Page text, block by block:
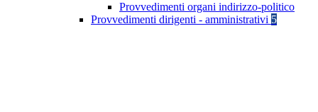
Provvedimenti organi indirizzo-politico
Provvedimenti dirigenti - amministrativi 5